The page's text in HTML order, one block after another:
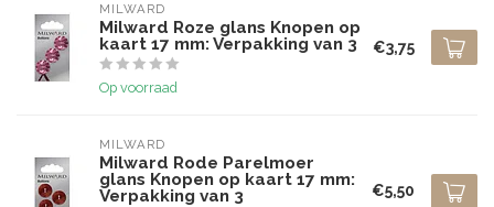
MILWARD
Milward Roze glans Knopen op
kaart 17 mm: Verpakking van 3
Op voorraad
€3,75
MILWARD
Milward Rode Parelmoer
glans Knopen op kaart 17 mm:
Verpakking van 3
€5,50